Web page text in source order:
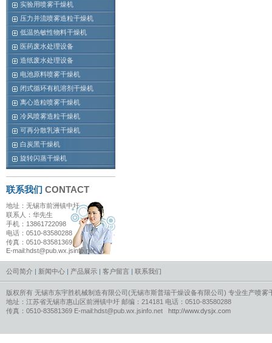
实验用喷雾干燥机
压力并流喷雾造粒干燥机
低温热敏性物料干燥机
医药废水处理设备
造纸废水处理设备
电池原料喷雾干燥机
闭式循环有机溶剂干燥机
离心造粒喷雾干燥机
冷风喷雾造粒干燥机
可再分散乳液干燥机
白炭黑干燥机
旋转闪蒸干燥机
联系我们 CONTACT
地址：无锡市前洲镇中圩
联系人：华先生
手机：13861722098
电话：0510-83580288
传真：0510-83581369
E-mail:hdst@pub.wx.jsinfo.net
公司简介 | 新闻中心 | 产品展示 | 客户留言 | 联系我们
版权所有 无锡市东宇胜机械制造有限公司(无锡市斯普瑞干燥设备有限公司) 专业生产喷雾
地址：江苏省无锡市惠山区前洲镇中圩 邮编：214181 电话：0510-83580288
传真：0510-83581369 E-mail:hdst@pub.wx.jsinfo.net http://www.dysjx.com